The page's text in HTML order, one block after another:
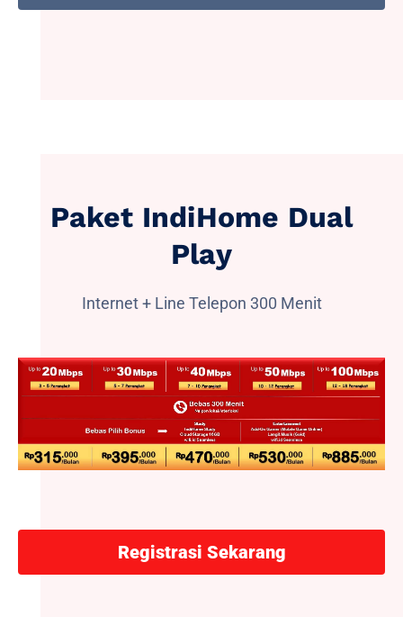
Paket IndiHome Dual
Play
Internet + Line Telepon 300 Menit
Registrasi Sekarang